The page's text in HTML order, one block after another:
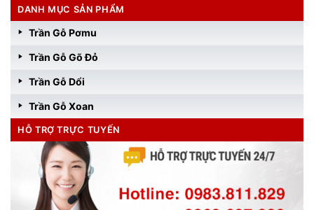
DANH MỤC SẢN PHẨM
Trần Gỗ Pơmu
Trần Gỗ Gõ Đỏ
Trần Gỗ Dổi
Trần Gỗ Xoan
HỖ TRỢ TRỰC TUYẾN